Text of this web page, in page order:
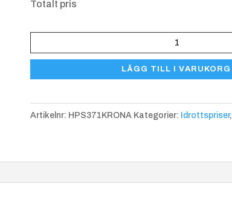
Totalt pris
Krona
LÄGG TILL I VARUKORG
Artikelnr: HPS371KRONA Kategorier: Idrottspriser,